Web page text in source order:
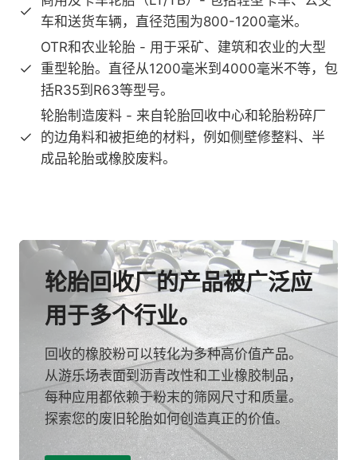
车和送货车辆，直径范围为800-1200毫米。
OTR和农业轮胎 - 用于采矿、建筑和农业的大型
重型轮胎。直径从1200毫米到4000毫米不等，包
括R35到R63等型号。
轮胎制造废料 - 来自轮胎回收中心和轮胎粉碎厂
的边角料和被拒绝的材料，例如侧壁修整料、半
成品轮胎或橡胶废料。
轮胎回收厂的产品被广泛应
用于多个行业。
回收的橡胶粉可以转化为多种高价值产品。
从游乐场表面到沥青改性和工业橡胶制品，
每种应用都依赖于粉末的筛网尺寸和质量。
探索您的废旧轮胎如何创造真正的价值。